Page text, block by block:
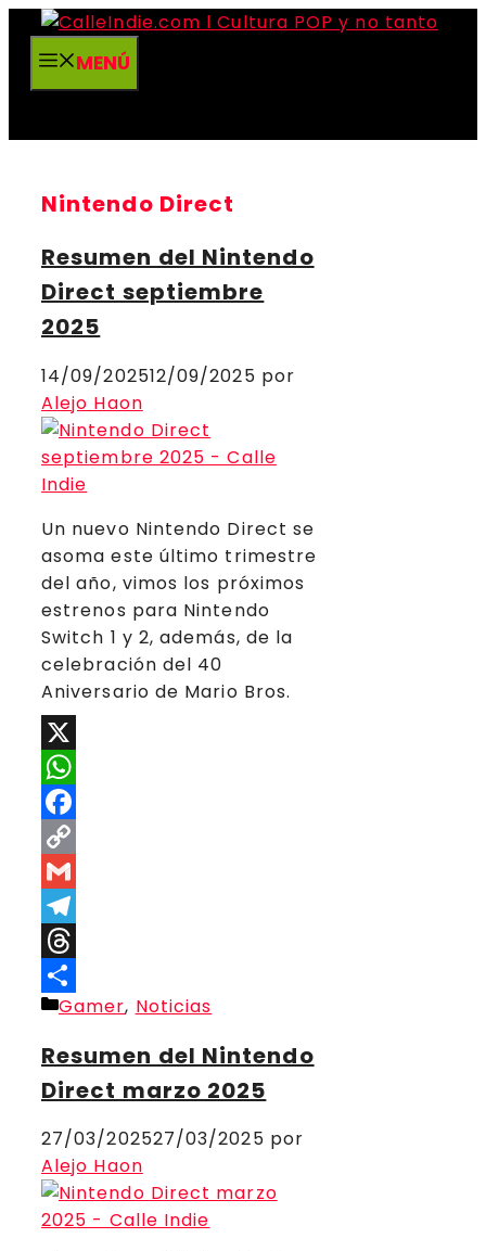
Saltar
contenidoMENÚ
Nintendo Direct
Resumen del Nintendo
Direct septiembre
2025
14/09/202512/09/2025 por
Alejo Haon
Un nuevo Nintendo Direct se
asoma este último trimestre
del año, vimos los próximos
estrenos para Nintendo
Switch 1 y 2, además, de la
celebración del 40
Aniversario de Mario Bros.
X
WhatsApp
Facebook
Copy
Link
Gmail
Telegram
Threads
Compartir
Categorías
Gamer, Noticias
Resumen del Nintendo
Direct marzo 2025
27/03/202527/03/2025 por
Alejo Haon